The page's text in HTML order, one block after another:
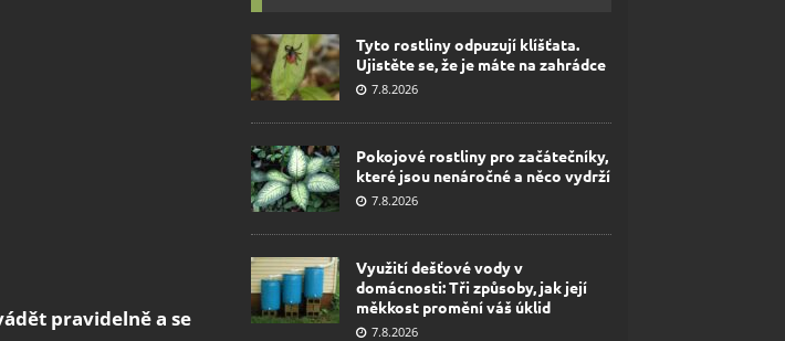
pravidelně a se
Tyto rostliny odpuzují klíšťata.
Ujistěte se, že je máte na zahrádce
7.8.2026
Pokojové rostliny pro začátečníky,
které jsou nenáročné a něco vydrží
7.8.2026
Využití dešťové vody v
domácnosti: Tři způsoby, jak její
měkkost promění váš úklid
7.8.2026